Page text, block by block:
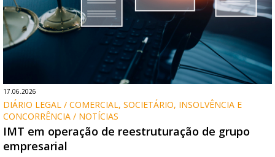
17.06.2026
DIÁRIO LEGAL / COMERCIAL, SOCIETÁRIO, INSOLVÊNCIA E
CONCORRÊNCIA / NOTÍCIAS
IMT em operação de reestruturação de grupo
empresarial